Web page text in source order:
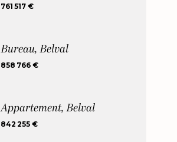
761 517 €
Bureau, Belval
858 766 €
Appartement, Belval
842 255 €